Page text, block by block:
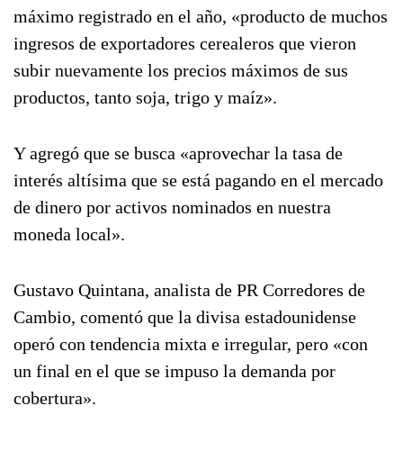
máximo registrado en el año, «producto de muchos
ingresos de exportadores cerealeros que vieron
subir nuevamente los precios máximos de sus
productos, tanto soja, trigo y maíz».
Y agregó que se busca «aprovechar la tasa de
interés altísima que se está pagando en el mercado
de dinero por activos nominados en nuestra
moneda local».
Gustavo Quintana, analista de PR Corredores de
Cambio, comentó que la divisa estadounidense
operó con tendencia mixta e irregular, pero «con
un final en el que se impuso la demanda por
cobertura».